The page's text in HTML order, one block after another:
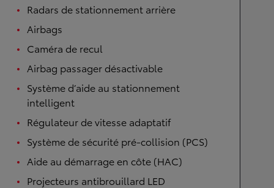
Radars de stationnement arrière
Airbags
Caméra de recul
Airbag passager désactivable
Système d’aide au stationnement
intelligent
Régulateur de vitesse adaptatif
Système de sécurité pré-collision (PCS)
Aide au démarrage en côte (HAC)
Projecteurs antibrouillard LED